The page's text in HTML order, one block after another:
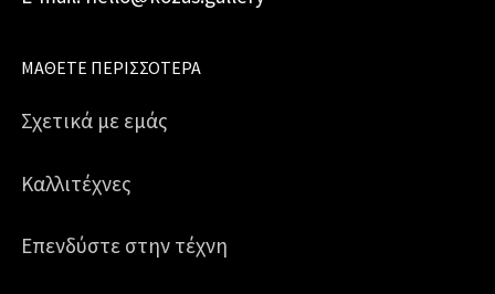
ΜΆΘΕΤΕ ΠΕΡΙΣΣΌΤΕΡΑ
Σχετικά με εμάς
Καλλιτέχνες
Επενδύστε στην τέχνη